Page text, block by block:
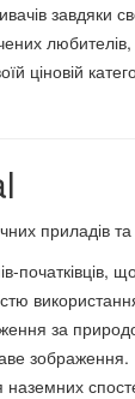
завдяки
ціновій
приладів та
за
зображення.